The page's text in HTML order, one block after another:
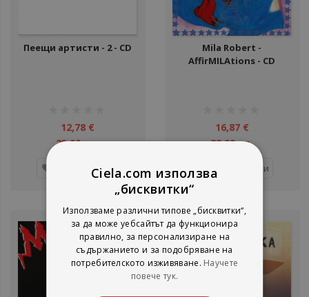
Пеещи артисти - 2 - CD
12,78 €
25,00 лв.
Добави
Mila Robert -
AffirMILAtions - CD
16,87 €
32,99 лв.
Добави
Ciela.com използва
„бисквитки“
Използваме различни типове „бисквитки“,
за да може уебсайтът да функционира
правилно, за персонализиране на
съдържанието и за подобряване на
потребителското изживяване. Научете
повече тук.